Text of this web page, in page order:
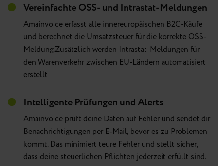
Vereinfachte OSS- und Intrastat-Meldungen
Amainvoice erfasst alle innereuropäischen B2C-Käufe
und berechnet die Umsatzsteuer für die korrekte OSS-
Meldung.Zusätzlich werden Intrastat-Meldungen für
den Warenverkehr zwischen EU-Ländern automatisiert
erstellt
Intelligente Prüfungen und Alerts
Amainvoice prüft deine Daten auf Fehler und sendet dir
Benachrichtigungen per E-Mail, bevor es zu Problemen
kommt. Das minimiert teure Fehler und stellt sicher,
dass deine steuerlichen Pflichten jederzeit erfüllt sind.